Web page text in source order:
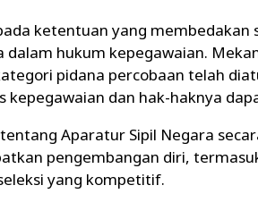
ketentuan yang membedakan
dalam hukum kepegawaian.
pidana percobaan telah
kepegawaian dan hak-haknya
Aparatur Sipil Negara
pengembangan diri,
yang kompetitif.